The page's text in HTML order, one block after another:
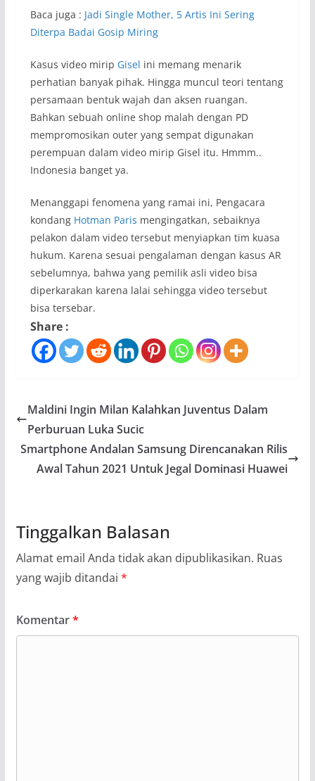
Baca juga : Jadi Single Mother, 5 Artis Ini Sering
Diterpa Badai Gosip Miring
Kasus video mirip Gisel ini memang menarik
perhatian banyak pihak. Hingga muncul teori tentang
persamaan bentuk wajah dan aksen ruangan.
Bahkan sebuah online shop malah dengan PD
mempromosikan outer yang sempat digunakan
perempuan dalam video mirip Gisel itu. Hmmm..
Indonesia banget ya.
Menanggapi fenomena yang ramai ini, Pengacara
kondang Hotman Paris mengingatkan, sebaiknya
pelakon dalam video tersebut menyiapkan tim kuasa
hukum. Karena sesuai pengalaman dengan kasus AR
sebelumnya, bahwa yang pemilik asli video bisa
diperkarakan karena lalai sehingga video tersebut
bisa tersebar.
Share :
Maldini Ingin Milan Kalahkan Juventus Dalam
Perburuan Luka Sucic
Smartphone Andalan Samsung Direncanakan Rilis
Awal Tahun 2021 Untuk Jegal Dominasi Huawei
Tinggalkan Balasan
Alamat email Anda tidak akan dipublikasikan. Ruas
yang wajib ditandai *
Komentar*